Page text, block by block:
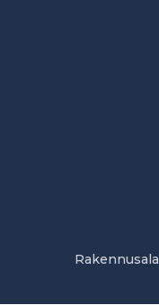
Rakennusala